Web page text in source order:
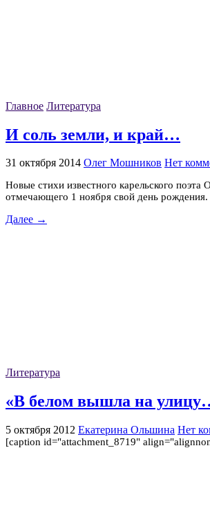
Главное Литература
И соль земли, и край…
31 октября 2014 Олег Мошников Нет
Новые стихи известного карельского поэта
отмечающего 1 ноября свой день рождения.
Далее →
Литература
«В белом вышла на
5 октября 2012 Екатерина Ольшина Нет
[caption id="attachment_8719"